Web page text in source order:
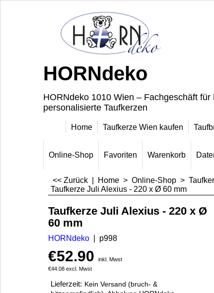
HORNdeko
HORNdeko 1010 Wien – Fachgeschäft für
personalisierte Taufkerzen
Home Taufkerze Wien kaufen
Online-Shop Favoriten Warenkorb
<< Zurück Home > Online-Shop >
Taufkerze Juli Alexius - 220 x Ø 60 mm
Taufkerze Juli Alexius - 220 x Ø
60 mm
HORNdeko p998
€52.90
inkl. Mwst
€44.08 excl. Mwst
Lieferzeit: Kein Versand (bruch- &